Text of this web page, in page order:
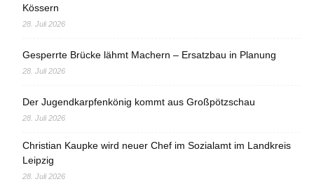
Kössern
28. Juli 2026
Gesperrte Brücke lähmt Machern – Ersatzbau in Planung
28. Juli 2026
Der Jugendkarpfenkönig kommt aus Großpötzschau
28. Juli 2026
Christian Kaupke wird neuer Chef im Sozialamt im Landkreis
Leipzig
28. Juli 2026